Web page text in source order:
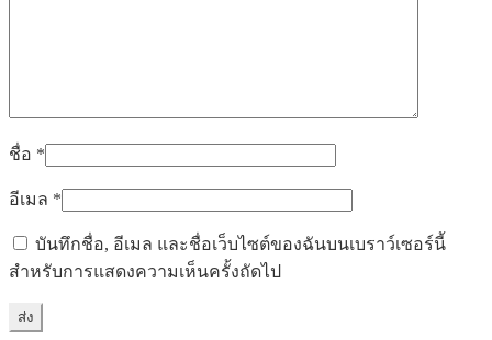
ชื่อ *
อีเมล *
บันทึกชื่อ, อีเมล และชื่อเว็บไซต์ของฉันบนเบราว์เซอร์นี้
สำหรับการแสดงความเห็นครั้งถัดไป